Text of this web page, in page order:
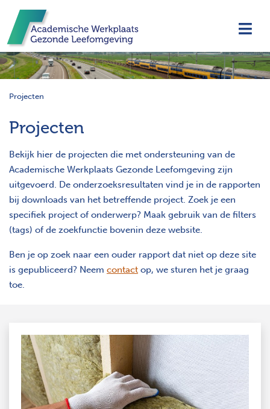
Projecten
Projecten
Bekijk hier de projecten die met ondersteuning van de
Academische Werkplaats Gezonde Leefomgeving zijn
uitgevoerd. De onderzoeksresultaten vind je in de rapporten
bij downloads van het betreffende project. Zoek je een
specifiek project of onderwerp? Maak gebruik van de filters
(tags) of de zoekfunctie bovenin deze website.
Ben je op zoek naar een ouder rapport dat niet op deze site
is gepubliceerd? Neem contact op, we sturen het je graag
toe.